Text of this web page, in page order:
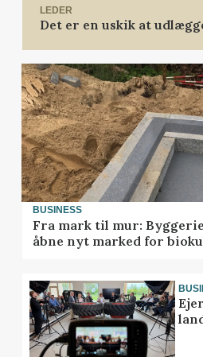
LEDER
Det er en uskik at
BUSINESS
Fra mark til mur:
åbne nyt marked for